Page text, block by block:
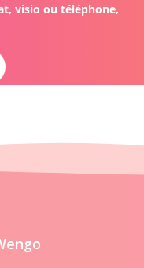
visio ou téléphone,